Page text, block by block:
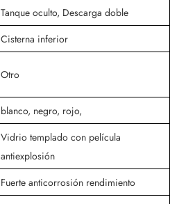
Tanque oculto, Descarga doble
Cisterna inferior
Otro
blanco, negro, rojo,
Vidrio templado con película
antiexplosión
Fuerte anticorrosión rendimiento